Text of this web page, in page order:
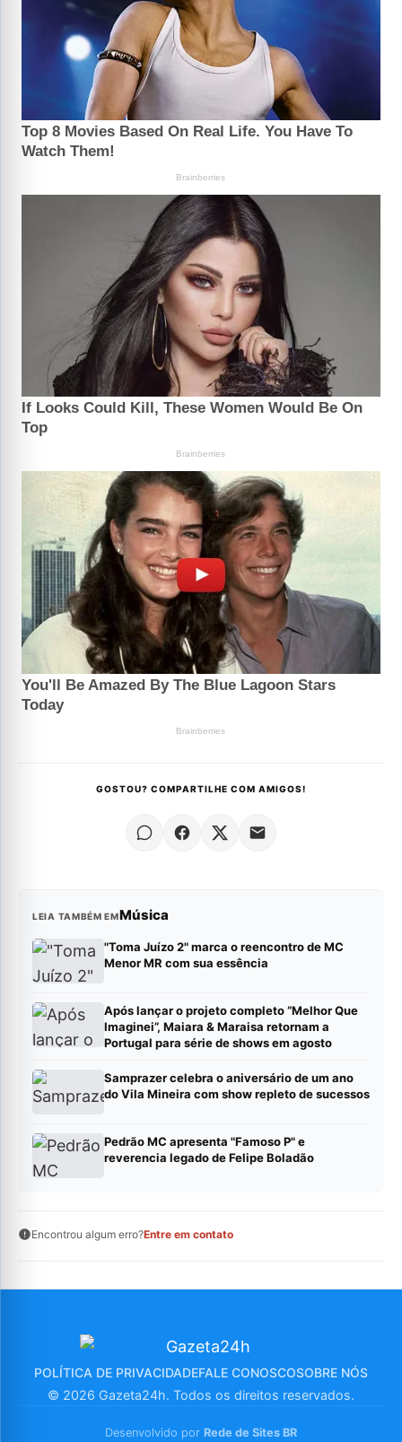
GOSTOU? COMPARTILHE COM AMIGOS!
LEIA TAMBÉM EMMúsica
"Toma Juízo 2" marca o reencontro de MC
Menor MR com sua essência
Após lançar o projeto completo “Melhor Que
Imaginei”, Maiara & Maraisa retornam a
Portugal para série de shows em agosto
Samprazer celebra o aniversário de um ano
do Vila Mineira com show repleto de sucessos
Pedrão MC apresenta "Famoso P" e
reverencia legado de Felipe Boladão
Encontrou algum erro?Entre em contato
POLÍTICA DE PRIVACIDADEFALE CONOSCOSOBRE NÓS
© 2026 Gazeta24h. Todos os direitos reservados.
Desenvolvido por Rede de Sites BR